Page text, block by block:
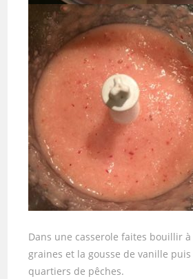
Dans une casserole faites bouillir à
graines et la gousse de vanille
quartiers de pêches.